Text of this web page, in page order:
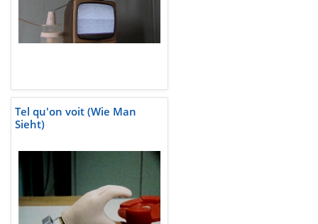
Tel qu'on voit (Wie Man
Sieht)